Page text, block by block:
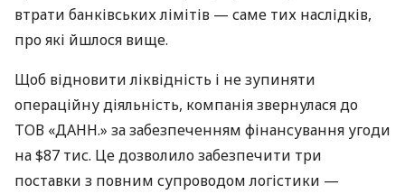
втрати банківських лімітів — саме тих наслідків,
про які йшлося вище.
Щоб відновити ліквідність і не зупиняти
операційну діяльність, компанія звернулася до
ТОВ «ДАНН.» за забезпеченням фінансування угоди
на $87 тис. Це дозволило забезпечити три
поставки з повним супроводом логістики —